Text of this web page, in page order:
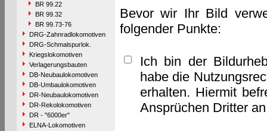
BR 99.22
BR 99.32
BR 99.73-76
DRG-Zahnradlokomotiven
DRG-Schmalspurlok.
Kriegslokomotiven
Verlagerungsbauten
DB-Neubaulokomotiven
DB-Umbaulokomotiven
DR-Neubaulokomotiven
DR-Rekolokomotiven
DR - "6000er"
ELNA-Lokomotiven
Bevor wir Ihr Bild
folgender Punkte:
Ich bin der
habe die
erhalten. Hiermit
Ansprüchen Dritter